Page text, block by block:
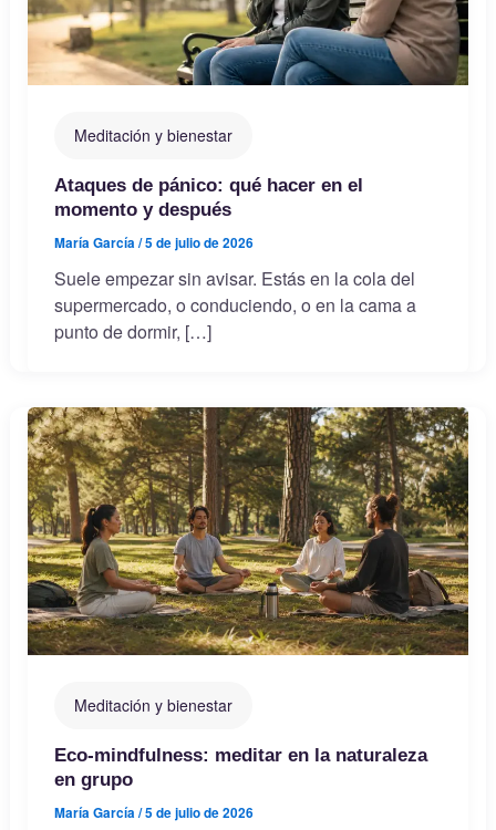
Meditación y bienestar
Ataques de pánico: qué hacer en el
momento y después
María García /5 de julio de 2026
Suele empezar sin avisar. Estás en la cola del
supermercado, o conduciendo, o en la cama a
punto de dormir, […]
Meditación y bienestar
Eco-mindfulness: meditar en la naturaleza
en grupo
María García /5 de julio de 2026